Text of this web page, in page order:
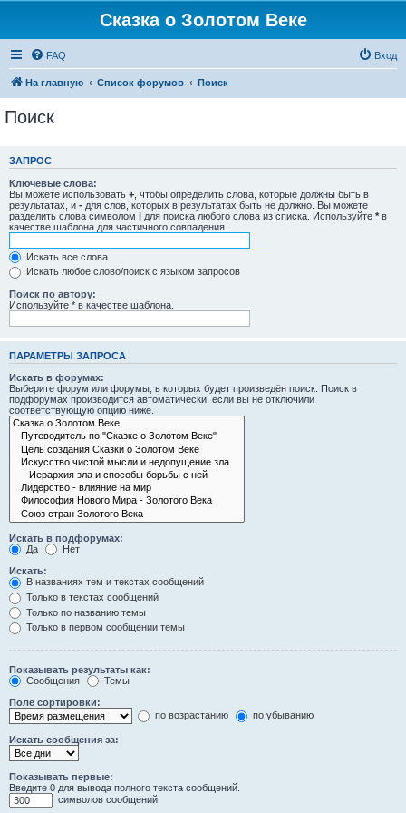
Сказка о Золотом Веке
FAQ Вход
На главную Список форумов Поиск
Поиск
ЗАПРОС
Ключевые слова:
Вы можете использовать + , чтобы определить слова, которые должны быть в
результатах, и - для слов, которых в результатах быть не должно. Вы можете
разделить слова символом | для поиска любого слова из списка. Используйте * в
качестве шаблона для частичного совпадения.
Искать все слова
Искать любое слово/поиск с языком запросов
Поиск по автору:
Используйте * в качестве шаблона.
ПАРАМЕТРЫ ЗАПРОСА
Искать в форумах:
Выберите форум или форумы, в которых будет произведён поиск. Поиск в
подфорумах производится автоматически, если вы не отключили
соответствующую опцию ниже.
Искать в подфорумах:
Да
Нет
Искать:
В названиях тем и текстах сообщений
Только в текстах сообщений
Только по названию темы
Только в первом сообщении темы
Показывать результаты как:
Сообщения
Темы
Поле сортировки:
по возрастанию
по убыванию
Искать сообщения за:
Показывать первые:
Введите 0 для вывода полного текста сообщений.
символов сообщений